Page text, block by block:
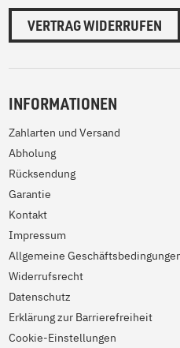
VERTRAG WIDERRUFEN
INFORMATIONEN
Zahlarten und Versand
Abholung
Rücksendung
Garantie
Kontakt
Impressum
Allgemeine
Widerrufsrecht
Datenschutz
Erklärung zur Barrierefreiheit
Cookie-Einstellungen